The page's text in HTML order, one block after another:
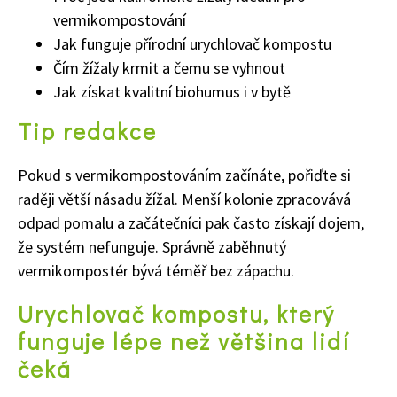
vermikompostování
Jak funguje přírodní urychlovač kompostu
Čím žížaly krmit a čemu se vyhnout
Jak získat kvalitní biohumus i v bytě
Tip redakce
Pokud s vermikompostováním začínáte, pořiďte si
raději větší násadu žížal. Menší kolonie zpracovává
odpad pomalu a začátečníci pak často získají dojem,
že systém nefunguje. Správně zaběhnutý
vermikompostér bývá téměř bez zápachu.
Urychlovač kompostu, který
funguje lépe než většina lidí
čeká